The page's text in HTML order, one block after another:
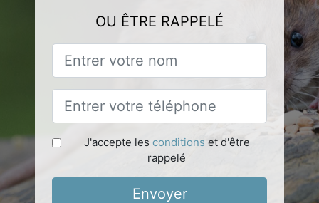
OU ÊTRE RAPPELÉ
J'accepte les conditions et d'être
rappelé
Envoyer